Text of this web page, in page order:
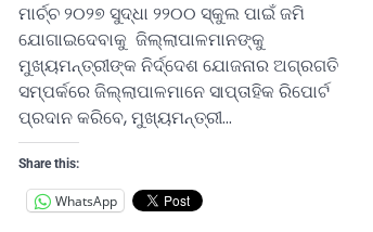
ମାର୍ଚ୍ଚ ୨୦୨୭ ସୁଦ୍ଧା ୨୨୦୦ ସ୍କୁଲ ପାଇଁ ଜମି
ଯୋଗାଇଦେବାକୁ ଜିଲ୍ଲାପାଳମାନଙ୍କୁ
ମୁଖ୍ୟମନ୍ତ୍ରୀଙ୍କ ନିର୍ଦ୍ଦେଶ ଯୋଜନାର ଅଗ୍ରଗତି
ସମ୍ପର୍କରେ ଜିଲ୍ଲାପାଳମାନେ ସାପ୍ତାହିକ ରିପୋର୍ଟ
ପ୍ରଦାନ କରିବେ, ମୁଖ୍ୟମନ୍ତ୍ରୀ…
Share this:
WhatsApp